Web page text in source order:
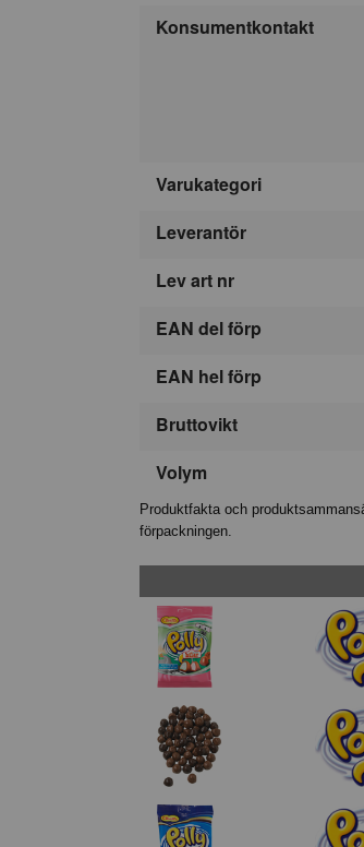
Konsumentkontakt
Varukategori
Leverantör
Lev art nr
EAN del förp
EAN hel förp
Bruttovikt
Volym
Produktfakta och
förpackningen.